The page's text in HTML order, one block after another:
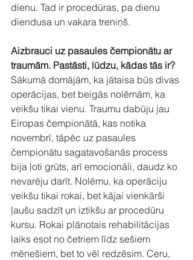
dienu. Tad ir procedūras, pa dienu
diendusa un vakara treniņš.
Aizbrauci uz pasaules čempionātu ar
traumām. Pastāsti, lūdzu, kādas tās ir?
Sākumā domājām, ka jātaisa būs divas
operācijas, bet beigās nolēmām, ka
veikšu tikai vienu. Traumu dabūju jau
Eiropas čempionātā, kas notika
novembrī, tāpēc uz pasaules
čempionātu sagatavošanās process
bija ļoti grūts, arī emocionāli, daudz ko
nevarēju darīt. Nolēmu, ka operāciju
veikšu tikai rokai, bet kājai vienkārši
ļaušu sadzīt un iztikšu ar procedūru
kursu. Rokai plānotais rehabilitācijas
laiks esot no četriem līdz sešiem
mēnešiem, bet to vēl redzēsim. Ceru,